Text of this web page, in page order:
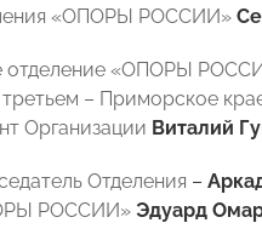
«ОПОРЫ РОССИИ»
отделение «ОПОРЫ
третьем – Приморское
Организации Виталий
Отделения –
РОССИИ» Эдуард